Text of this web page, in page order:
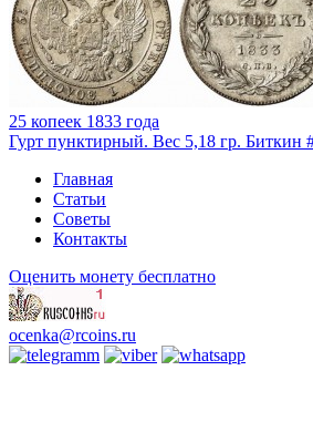
25 копеек 1833 года
Гурт пунктирный. Вес 5,18 гр. Биткин
Главная
Статьи
Советы
Контакты
Оценить монету бесплатно
ocenka@rcoins.ru